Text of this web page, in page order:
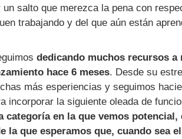
un salto que merezca la pena con
trabajando y del que aún están
dedicando muchos recursos
hace 6 meses. Desde su
más esperiencias y seguimos
incorporar la siguiente oleada de
categoría en la que vemos
la que esperamos que, cuando sea